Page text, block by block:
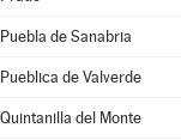
Puebla de Sanabria
Pueblica de Valverde
Quintanilla del Monte